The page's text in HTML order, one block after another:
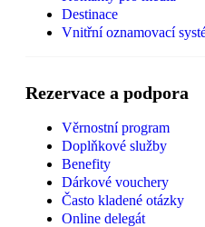
Destinace
Vnitřní oznamovací
Rezervace a podpora
Věrnostní program
Doplňkové služby
Benefity
Dárkové vouchery
Často kladené otázky
Online delegát